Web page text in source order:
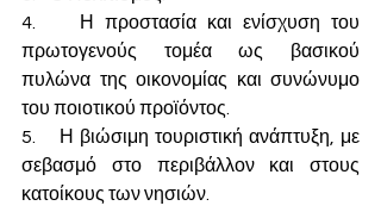
4.    Η προστασία και ενίσχυση του
πρωτογενούς τομέα ως βασικού
πυλώνα της οικονομίας και συνώνυμο
του ποιοτικού προϊόντος.
5.    Η βιώσιμη τουριστική ανάπτυξη, με
σεβασμό στο περιβάλλον και στους
κατοίκους των νησιών.